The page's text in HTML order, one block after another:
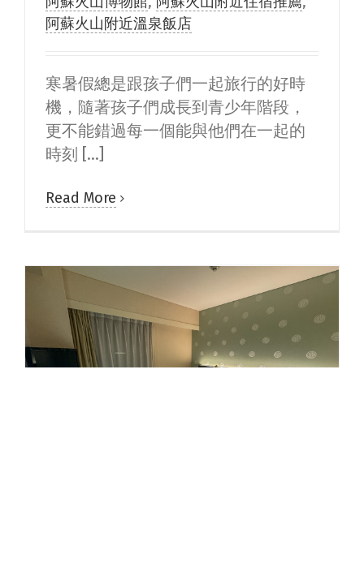
阿蘇火山附近溫泉飯店
寒暑假總是跟孩子們一起旅行的好時
機，隨著孩子們成長到青少年階段，
更不能錯過每一個能與他們在一起的
時刻 [...]
Read More